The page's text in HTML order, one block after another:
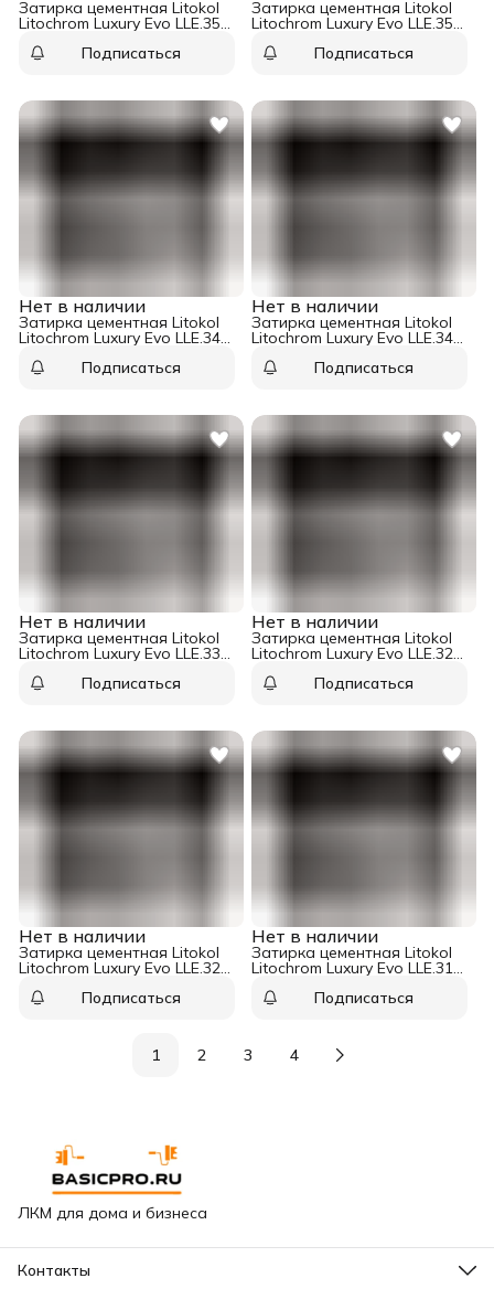
Затирка цементная Litokol
Litochrom Luxury Evo LLE.355
Подписаться
Затирка цементная Litokol
Litochrom Luxury Evo LLE.350
Подписаться
Нет в наличии
Затирка цементная Litokol
Litochrom Luxury Evo LLE.345
Подписаться
Нет в наличии
Затирка цементная Litokol
Litochrom Luxury Evo LLE.340
Подписаться
Нет в наличии
Затирка цементная Litokol
Litochrom Luxury Evo LLE.335
Подписаться
Нет в наличии
Затирка цементная Litokol
Litochrom Luxury Evo LLE.325
Подписаться
Нет в наличии
Затирка цементная Litokol
Litochrom Luxury Evo LLE.320
Подписаться
Нет в наличии
Затирка цементная Litokol
Litochrom Luxury Evo LLE.315
Подписаться
1 2 3 4
ЛКМ для дома и бизнеса
Контакты